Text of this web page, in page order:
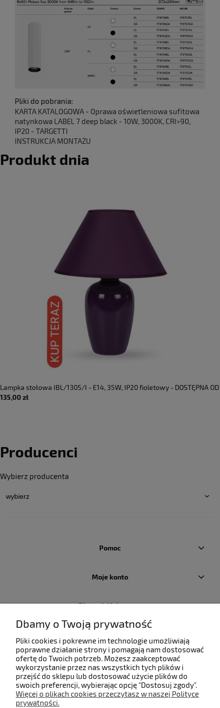
Pliki do pobrania:
KARTA KATALOGOWA - Oprawa oświetleniowa sufitowa
natynkowa LABEL 7 deep black - 10W, 3000K, CRI>90,
IP20 - TARGETTI
INSTRUKCJA MONTAŻU
Produkt dnia
Lampka stołowa IBL/1305/I - E14, 35W, IP20 fioletowy - DOSTĘPNA OD
RĘKI
135,00 zł
Producenci
Wybierz producenta
Pomoc
Moje konto
Płatności i dostawa
O nas
Dbamy o Twoją prywatność
Pliki cookies i pokrewne im technologie umożliwiają
poprawne działanie strony i pomagają nam dostosować
ofertę do Twoich potrzeb. Możesz zaakceptować
wykorzystanie przez nas wszystkich tych plików i
przejść do sklepu lub dostosować użycie plików do
swoich preferencji, wybierając opcję "Dostosuj zgody".
Więcej o plikach cookies przeczytasz w naszej Polityce
prywatności.